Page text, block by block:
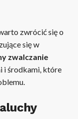
zwrócić się o
się w
zwalczanie
i środkami, które